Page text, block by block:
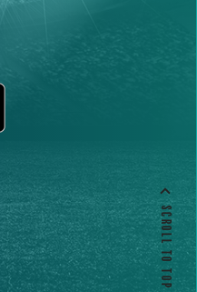
SCROLL TO TOP